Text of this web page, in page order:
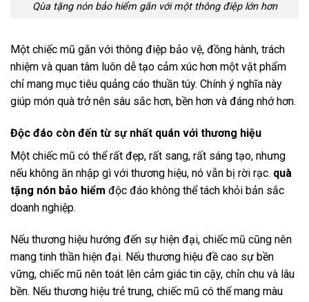
Qùa tặng nón bảo hiểm gắn với một thông điệp lớn hơn
Một chiếc mũ gắn với thông điệp bảo vệ, đồng hành, trách
nhiệm và quan tâm luôn dễ tạo cảm xúc hơn một vật phẩm
chỉ mang mục tiêu quảng cáo thuần túy. Chính ý nghĩa này
giúp món quà trở nên sâu sắc hơn, bền hơn và đáng nhớ hơn.
Độc đáo còn đến từ sự nhất quán với thương hiệu
Một chiếc mũ có thể rất đẹp, rất sang, rất sáng tạo, nhưng
nếu không ăn nhập gì với thương hiệu, nó vẫn bị rời rạc. quà
tặng nón bảo hiểm độc đáo không thể tách khỏi bản sắc
doanh nghiệp.
Nếu thương hiệu hướng đến sự hiện đại, chiếc mũ cũng nên
mang tinh thần hiện đại. Nếu thương hiệu đề cao sự bền
vững, chiếc mũ nên toát lên cảm giác tin cậy, chỉn chu và lâu
bền. Nếu thương hiệu trẻ trung, chiếc mũ có thể mang màu